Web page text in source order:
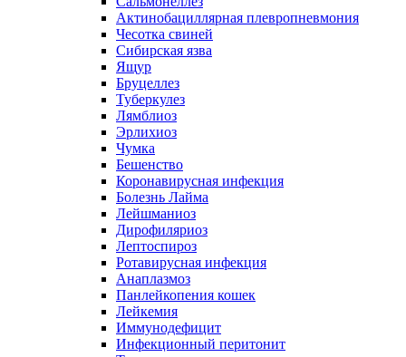
Актинобациллярная плевропневмония
Чесотка свиней
Сибирская язва
Ящур
Бруцеллез
Туберкулез
Лямблиоз
Эрлихиоз
Чумка
Бешенство
Коронавирусная инфекция
Болезнь Лайма
Лейшманиоз
Дирофиляриоз
Лептоспироз
Ротавирусная инфекция
Анаплазмоз
Панлейкопения кошек
Лейкемия
Иммунодефицит
Инфекционный перитонит